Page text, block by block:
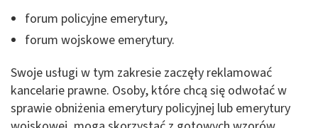
forum policyjne emerytury,
forum wojskowe emerytury.
Swoje usługi w tym zakresie zaczęły reklamować
kancelarie prawne. Osoby, które chcą się odwołać w
sprawie obniżenia emerytury policyjnej lub emerytury